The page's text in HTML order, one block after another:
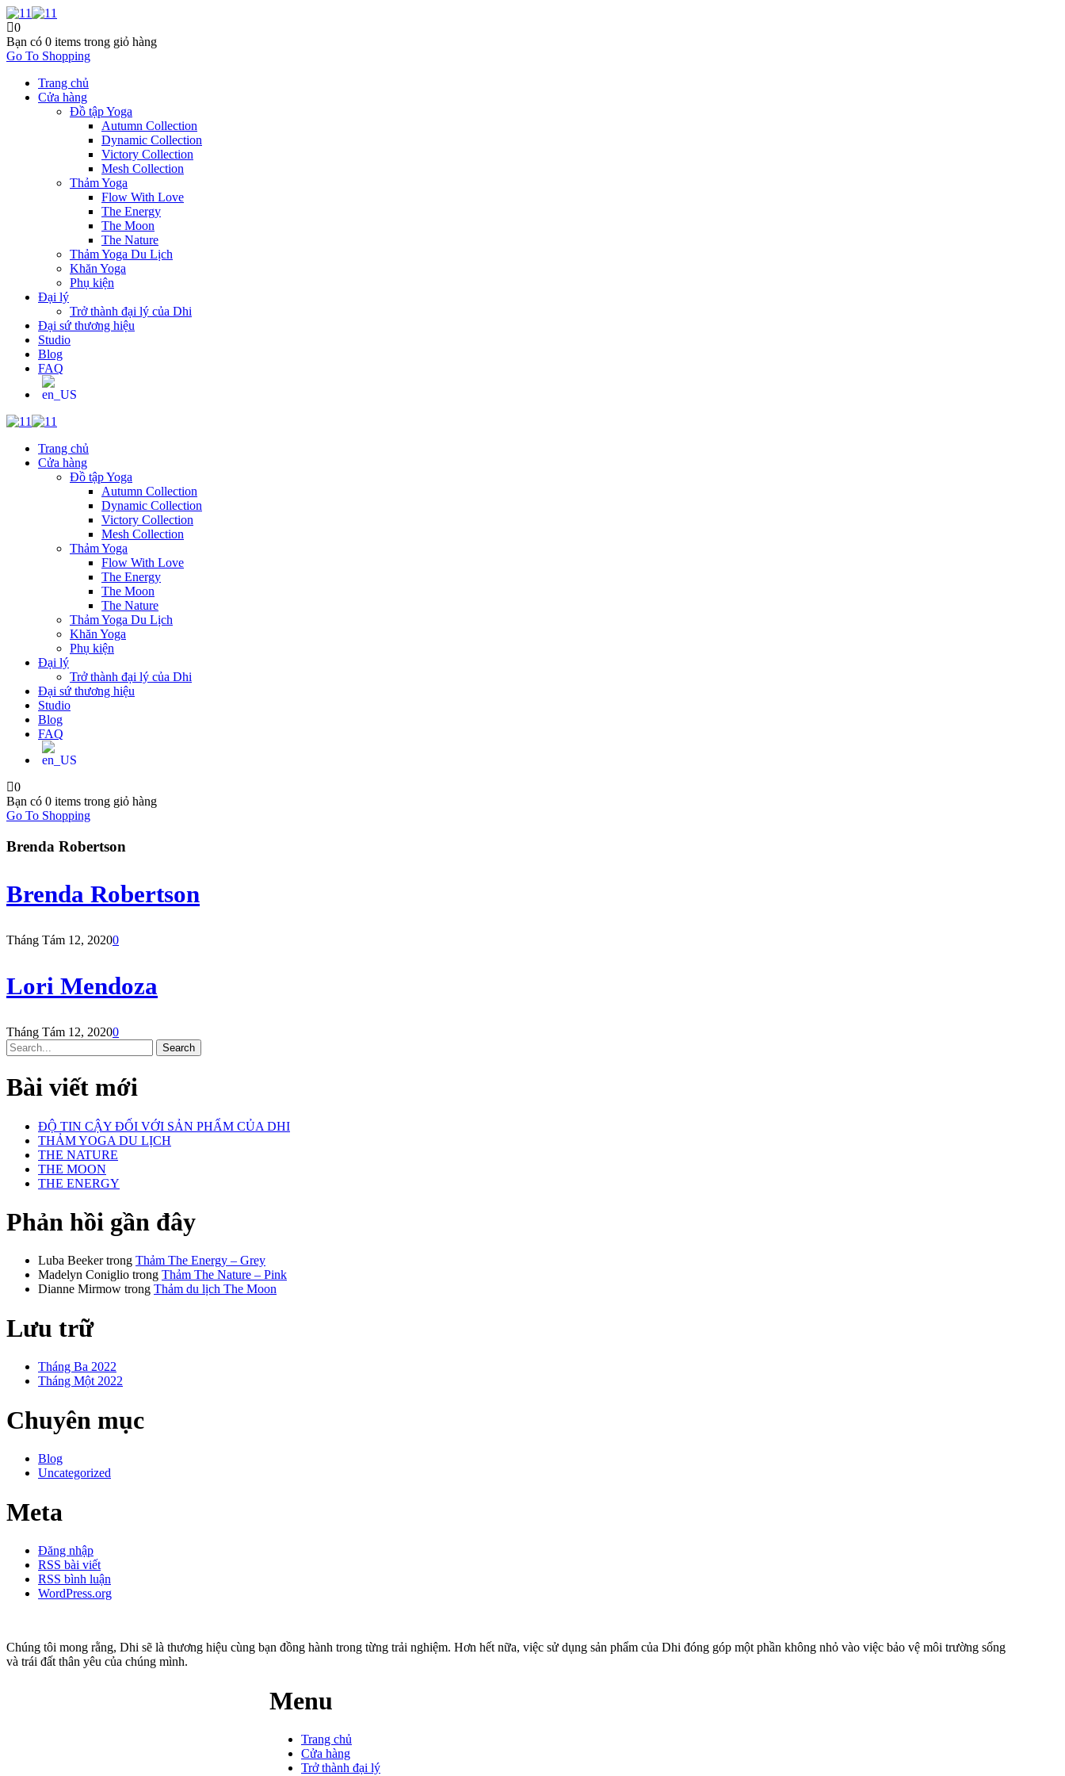
0
Bạn có 0 items trong giỏ hàng
Go To Shopping
Trang chủ
Cửa hàng
Đồ tập Yoga
Autumn Collection
Dynamic Collection
Victory Collection
Mesh Collection
Thảm Yoga
Flow With Love
The Energy
The Moon
The Nature
Thảm Yoga Du Lịch
Khăn Yoga
Phụ kiện
Đại lý
Trở thành đại lý của Dhi
Đại sứ thương hiệu
Studio
Blog
FAQ
Trang chủ
Cửa hàng
Đồ tập Yoga
Autumn Collection
Dynamic Collection
Victory Collection
Mesh Collection
Thảm Yoga
Flow With Love
The Energy
The Moon
The Nature
Thảm Yoga Du Lịch
Khăn Yoga
Phụ kiện
Đại lý
Trở thành đại lý của Dhi
Đại sứ thương hiệu
Studio
Blog
FAQ
0
Bạn có 0 items trong giỏ hàng
Go To Shopping
Brenda Robertson
Brenda Robertson
Tháng Tám 12, 20200
Lori Mendoza
Tháng Tám 12, 20200
Bài viết mới
ĐỘ TIN CẬY ĐỐI VỚI SẢN PHẨM CỦA DHI
THẢM YOGA DU LỊCH
THE NATURE
THE MOON
THE ENERGY
Phản hồi gần đây
Luba Beekertrong Thảm The Energy – Grey
Madelyn Coniglio trong Thảm The Nature – Pink
Dianne Mirmow trong Thảm du lịch The Moon
Lưu trữ
Tháng Ba 2022
Tháng Một 2022
Chuyên mục
Blog
Uncategorized
Meta
Đăng nhập
RSS bài viết
RSS bình luận
WordPress.org
Chúng tôi mong rằng, Dhi sẽ là thương hiệu cùng bạn đồng hành trong từng trải nghiệm. Hơn hết nữa, việc sử dụng sản phẩm của Dhi đóng góp một phần không nhỏ vào việc bảo vệ môi trường sống
và trái đất thân yêu của chúng mình.
Menu
Trang chủ
Cửa hàng
Trở thành đại lý